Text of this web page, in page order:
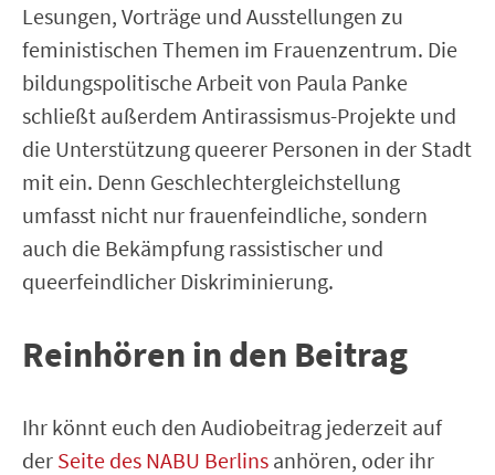
Lesungen, Vorträge und Ausstellungen zu
feministischen Themen im Frauenzentrum. Die
bildungspolitische Arbeit von Paula Panke
schließt außerdem Antirassismus-Projekte und
die Unterstützung queerer Personen in der Stadt
mit ein. Denn Geschlechtergleichstellung
umfasst nicht nur frauenfeindliche, sondern
auch die Bekämpfung rassistischer und
queerfeindlicher Diskriminierung.
Reinhören in den Beitrag
Ihr könnt euch den Audiobeitrag jederzeit auf
der Seite des NABU Berlins anhören, oder ihr